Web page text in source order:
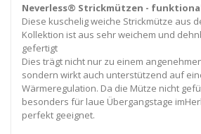
Neverless® Strickmützen -
Diese kuschelig weiche Strickmütze aus
Kollektion ist aus sehr weichem und
gefertigt
Dies trägt nicht nur zu einem
sondern wirkt auch unterstützend auf
Wärmeregulation. Da die Mütze nicht
besonders für laue Übergangstage
perfekt geeignet.